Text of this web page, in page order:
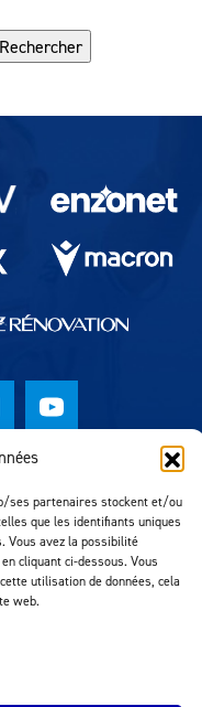
ses partenaires stockent et/ou
que les identifiants uniques
Vous avez la possibilité
cliquant ci-dessous. Vous
utilisation de données, cela
web.
Rechercher
2026